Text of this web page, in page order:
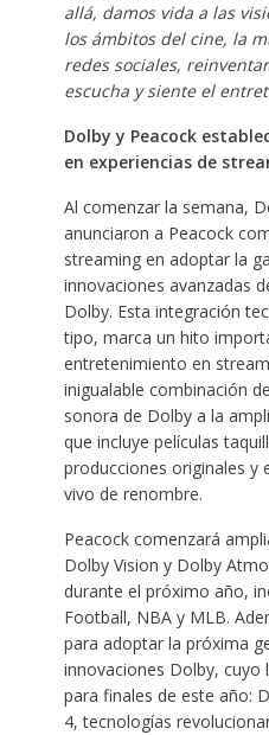
allá, damos vida a las
los ámbitos del cine, la
redes sociales,
escucha y siente el
Dolby y Peacock
en experiencias de
Al comenzar la semana,
anunciaron a Peacock
streaming en adoptar la
innovaciones avanzadas
Dolby. Esta integración
tipo, marca un hito
entretenimiento en
inigualable combinación
sonora de Dolby a la
que incluye películas
producciones originales y
vivo de renombre.
Peacock comenzará
Dolby Vision y Dolby
durante el próximo año,
Football, NBA y MLB.
para adoptar la próxima
innovaciones Dolby,
para finales de este año:
4, tecnologías